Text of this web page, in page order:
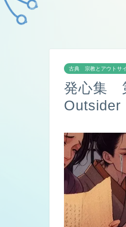
古典 宗教とアウトサ
発心集
Outsider